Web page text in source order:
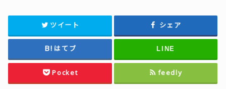
ツイート シェア
はてブ LINE
Pocket feedly